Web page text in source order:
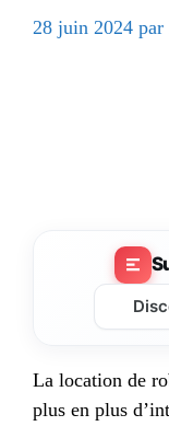
28 juin 2024 par
La location de
plus en plus